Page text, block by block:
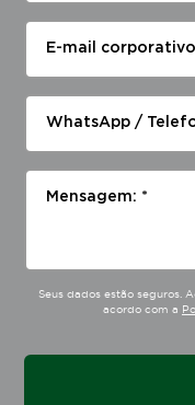
E-mail
WhatsApp /
Mensagem: *
Seus dados estão seguros.
acordo com a